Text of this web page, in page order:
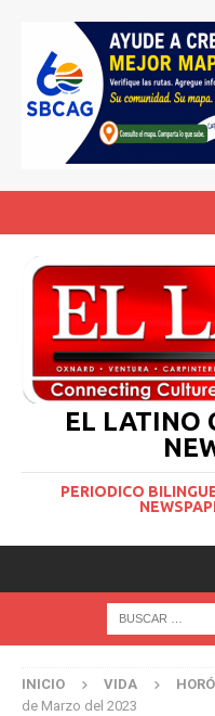
EL LATINO
PERIODICO
INICIO VIDA
de Marzo del 2023